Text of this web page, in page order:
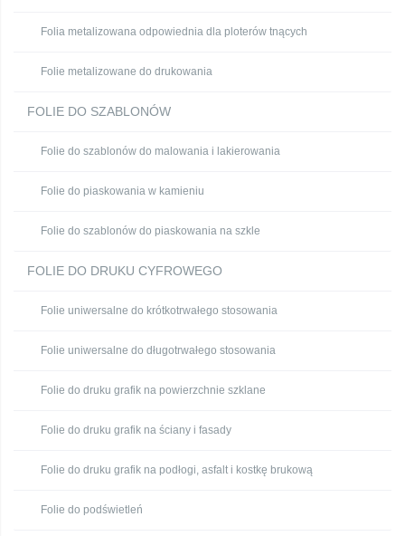
Folia metalizowana odpowiednia dla ploterów tnących
Folie metalizowane do drukowania
FOLIE DO SZABLONÓW
Folie do szablonów do malowania i lakierowania
Folie do piaskowania w kamieniu
Folie do szablonów do piaskowania na szkle
FOLIE DO DRUKU CYFROWEGO
Folie uniwersalne do krótkotrwałego stosowania
Folie uniwersalne do długotrwałego stosowania
Folie do druku grafik na powierzchnie szklane
Folie do druku grafik na ściany i fasady
Folie do druku grafik na podłogi, asfalt i kostkę brukową
Folie do podświetleń